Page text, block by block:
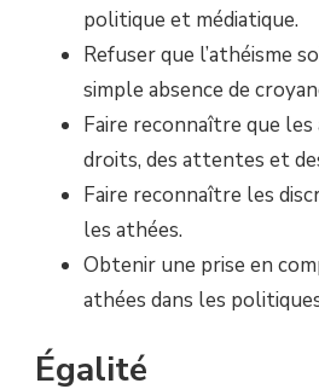
politique et médiatique.
Refuser que l’athéisme
simple absence de
Faire reconnaître que
droits, des attentes et
Faire reconnaître les
les athées.
Obtenir une prise en
athées dans les
Égalité